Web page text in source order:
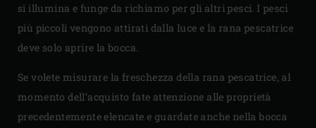
si illumina e funge da richiamo per gli altri pesci. I pesci
più piccoli vengono attirati dalla luce e la rana pescatrice
deve solo aprire la bocca.
Se volete misurare la freschezza della rana pescatrice, al
momento dell’acquisto fate attenzione alle proprietà
precedentemente elencate e guardate anche nella bocca